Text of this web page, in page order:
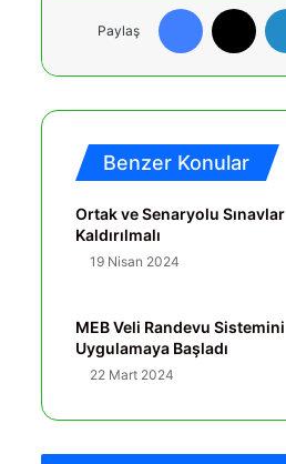
Paylaş
Benzer Konular
Ortak ve Senaryolu Sınavlar
Kaldırılmalı
19 Nisan 2024
MEB Veli Randevu Sistemini
Uygulamaya Başladı
22 Mart 2024